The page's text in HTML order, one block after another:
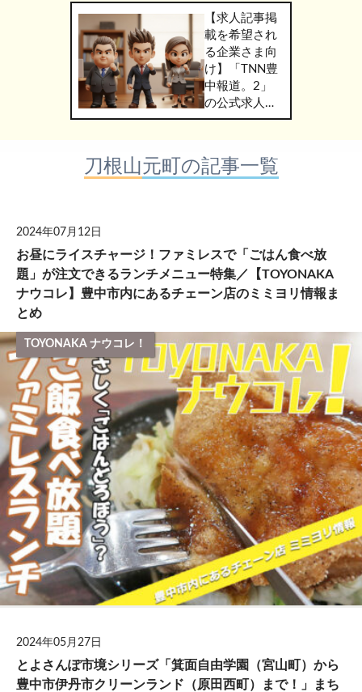
【求人記事掲
載を希望され
る企業さま向
け】「TNN豊
中報道。2」
の公式求人情
報サービス
WORK」のご
掲載につきま
刀根山元町の記事一覧
2024年07月12日
お昼にライスチャージ！ファミレスで「ごはん食べ放
題」が注文できるランチメニュー特集／【TOYONAKA
ナウコレ】豊中市内にあるチェーン店のミミヨリ情報ま
とめ
TOYONAKA ナウコレ！
2024年05月27日
とよさんぽ市境シリーズ「箕面自由学園（宮山町）から
豊中市伊丹市クリーンランド（原田西町）まで！」まち